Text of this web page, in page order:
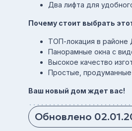
Два лифта для
Почему стоит выбрать
ТОП-локация в районе
Панорамные окна с
Высокое качество
Простые, продуманные
Ваш новый дом ждет вас!
Обновлено